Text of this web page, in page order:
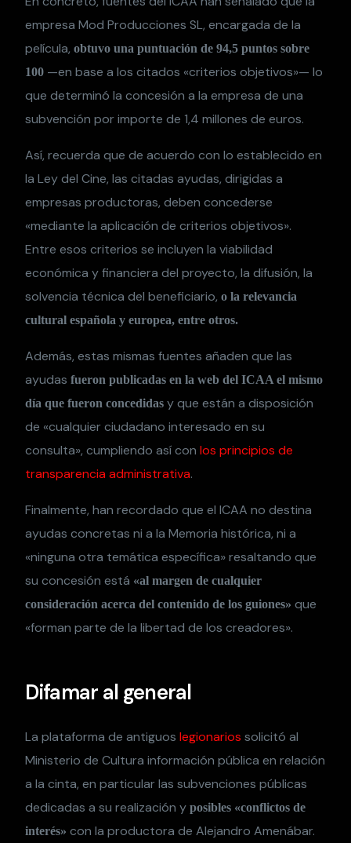
empresa Mod Producciones SL, encargada de la
película,obtuvo una puntuación de 94,5 puntos sobre
100 —en base a los citados «criterios objetivos»— lo
que determinó la concesión a la empresa de una
subvención por importe de 1,4 millones de euros.
Así, recuerda que de acuerdo con lo establecido en
la Ley del Cine, las citadas ayudas, dirigidas a
empresas productoras, deben concederse
«mediante la aplicación de criterios objetivos».
Entre esos criterios se incluyen la viabilidad
económica y financiera del proyecto, la difusión, la
solvencia técnica del beneficiario,o la relevancia
cultural española y europea, entre otros.
Además, estas mismas fuentes añaden que las
ayudasfueron publicadas en la web del ICAA el mismo
día que fueron concedidas y que están a disposición
de «cualquier ciudadano interesado en su
consulta», cumpliendo así conlos principios de
transparencia administrativa.
Finalmente, han recordado que el ICAA no destina
ayudas concretas ni a la Memoria histórica, ni a
«ninguna otra temática específica» resaltando que
su concesión está «al margen de cualquier
consideración acerca del contenido de los guiones» que
«forman parte de la libertad de los creadores».
Difamar al general
La plataforma de antiguoslegionarios solicitó al
Ministerio de Cultura información pública en relación
a la cinta, en particular las subvenciones públicas
dedicadas a su realización yposibles «conflictos de
interés» con la productora de Alejandro Amenábar.